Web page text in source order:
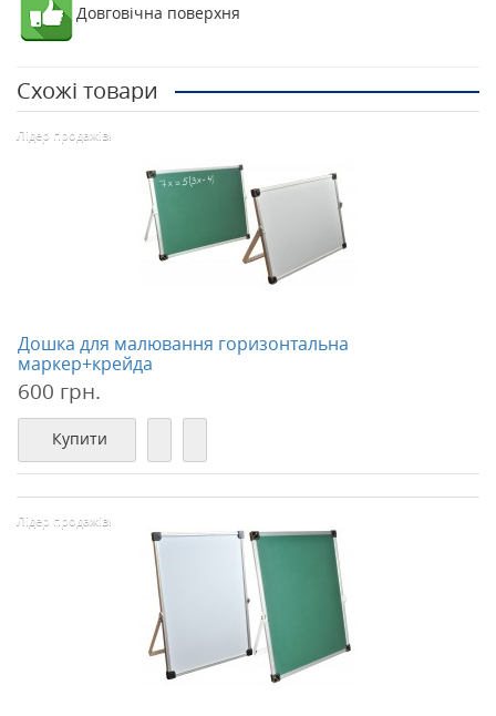
Довговічна поверхня
Схожі товари
Лідер продажів!
Дошка для малювання горизонтальна
маркер+крейда
600 грн.
Купити
Лідер продажів!